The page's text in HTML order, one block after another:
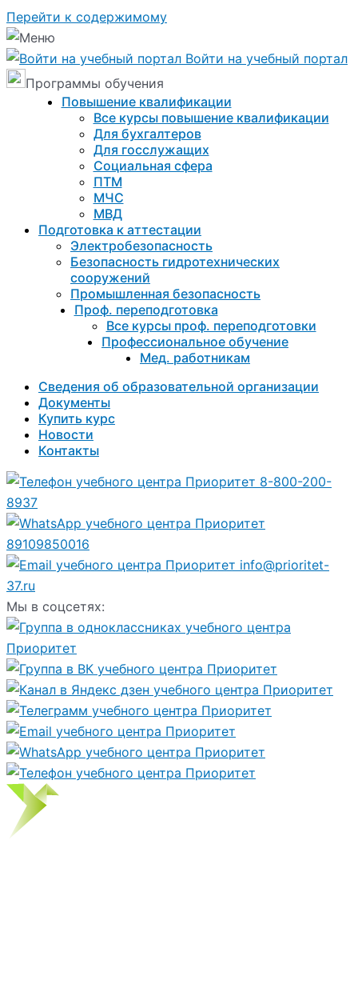
Перейти к содержимому
Войти на учебный портал
Программы обучения
Повышение квалификации
Все курсы повышение квалификации
Для бухгалтеров
Для госслужащих
Социальная сфера
ПТМ
МЧС
МВД
Подготовка к aттестации
Электробезопасность
Безопасность гидротехнических
сооружений
Промышленная безопасность
Проф. переподготовка
Все курсы проф. переподготовки
Профессиональное обучение
Мед. работникам
Сведения об образовательной организации
Документы
Купить курс
Новости
Контакты
8-800-200-
8937
89109850016
info@prioritet-
37.ru
Мы в соцсетях: